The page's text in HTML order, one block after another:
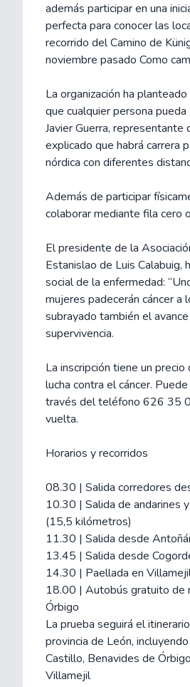
además participar en una
perfecta para conocer las
recorrido del Camino de
noviembre pasado Como
La organización ha
que cualquier persona
Javier Guerra, representante
explicado que habrá carrera
nórdica con diferentes
Además de participar
colaborar mediante fila cero
El presidente de la
Estanislao de Luis Calabuig,
social de la enfermedad:
mujeres padecerán cáncer a
subrayado también el
supervivencia.
La inscripción tiene un
lucha contra el cáncer.
través del teléfono 626 35
vuelta.
Horarios y recorridos
08.30 | Salida corredores
10.30 | Salida de andarines
(15,5 kilómetros)
11.30 | Salida desde
13.45 | Salida desde
14.30 | Paellada en
18.00 | Autobús gratuito de
Órbigo
La prueba seguirá el
provincia de León,
Castillo, Benavides de
Villamejil